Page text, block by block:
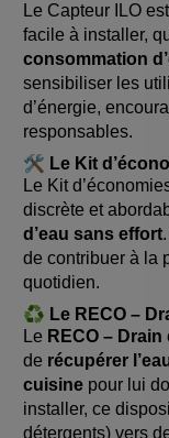
Le Capteur ILO
facile à installer,
consommation
sensibiliser les
d’énergie,
responsables.
🛠️ Le Kit
Le Kit
discrète et
d’eau sans effort.
de contribuer à la
quotidien.
♻️ Le RECO –
Le RECO – Drain
de récupérer
cuisinepour lui
installer, ce
détergents) vers